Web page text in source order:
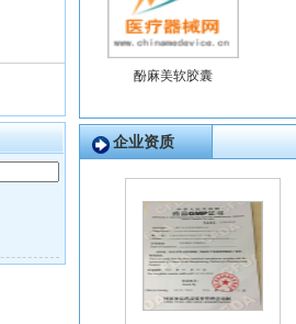
酚麻美软胶囊
企业资质